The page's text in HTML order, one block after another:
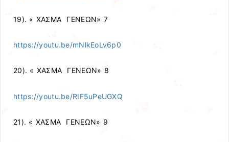
19). « ΧΑΣΜΑ ΓΕΝΕΩΝ» 7
https://youtu.be/mNlkEoLv6p0
20). « ΧΑΣΜΑ ΓΕΝΕΩΝ» 8
https://youtu.be/RIF5uPeUGXQ
21). « ΧΑΣΜΑ ΓΕΝΕΩΝ» 9